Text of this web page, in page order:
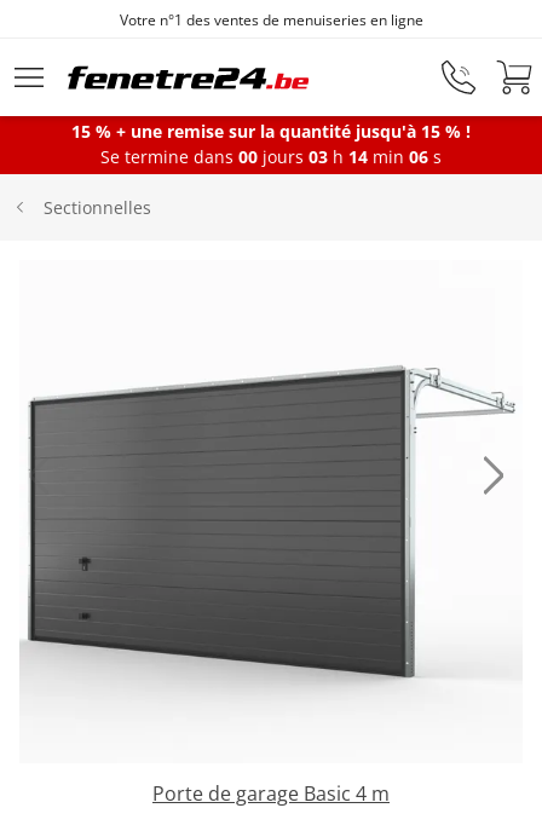
Aller au contenu principal
Votre n°1 des ventes de menuiseries en ligne
Fenêtres
Clôtures et portails
15 % + une remise sur la quantité jusqu'à 15 % !
Se termine dans 00 jours 03 h 14 min 06 s
Sectionnelles
Porte de garage Basic 4 m